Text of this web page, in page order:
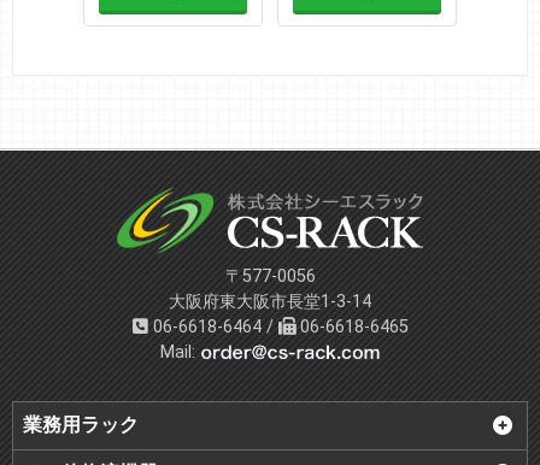
〒577-0056
大阪府東大阪市長堂1-3-14
06-6618-6464 /
06-6618-6465
Mail:
業務用ラック